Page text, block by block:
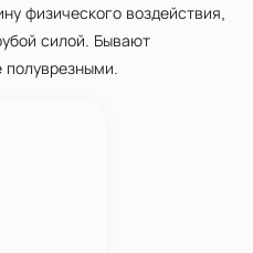
физического воздействия,
силой. Бывают